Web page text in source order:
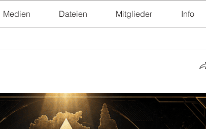
Medien Dateien Mitglieder Info